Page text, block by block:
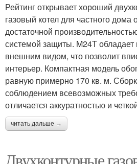
Рейтинг открывает хороший
газовый котел для частного дома
достаточной
системой защиты. M24T
внешним видом, что позволит
интерьер. Компактная модель
равную примерно 170 кв. м.
соблюдением всевозможных
отличается аккуратностью и
читать дальше →